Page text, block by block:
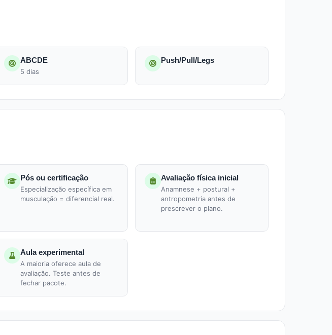
ABCDE
5 dias
Push/Pull/Legs
Pós ou certificação
Especialização específica em
musculação = diferencial real.
Avaliação física inicial
Anamnese + postural +
antropometria antes de
prescrever o plano.
Aula experimental
A maioria oferece aula de
avaliação. Teste antes de
fechar pacote.